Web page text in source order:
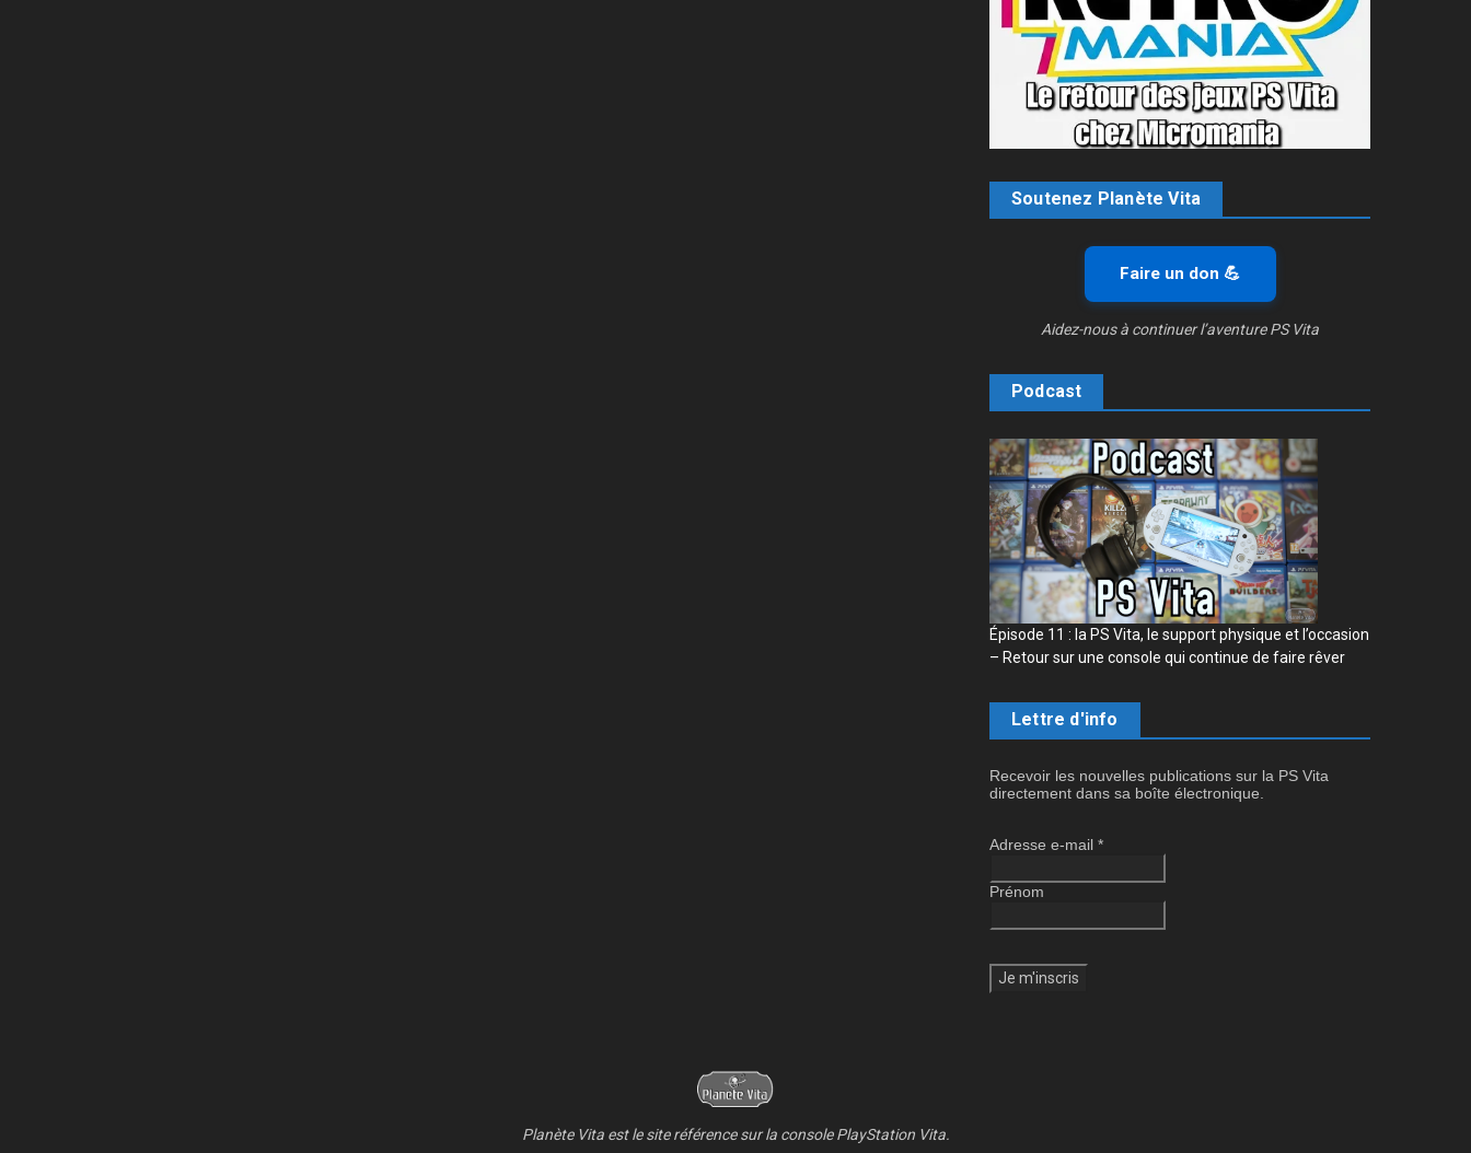
Soutenez Planète Vita
Faire un don 💪
Aidez-nous à continuer l’aventure PS Vita
Podcast
Épisode 11 : la PS Vita, le support physique et l’occasion
– Retour sur une console qui continue de faire rêver
Lettre d'info
Recevoir les nouvelles publications sur la PS Vita
directement dans sa boîte électronique.
Adresse e-mail *
Prénom
Planète Vita est le site référence sur la console PlayStation Vita.